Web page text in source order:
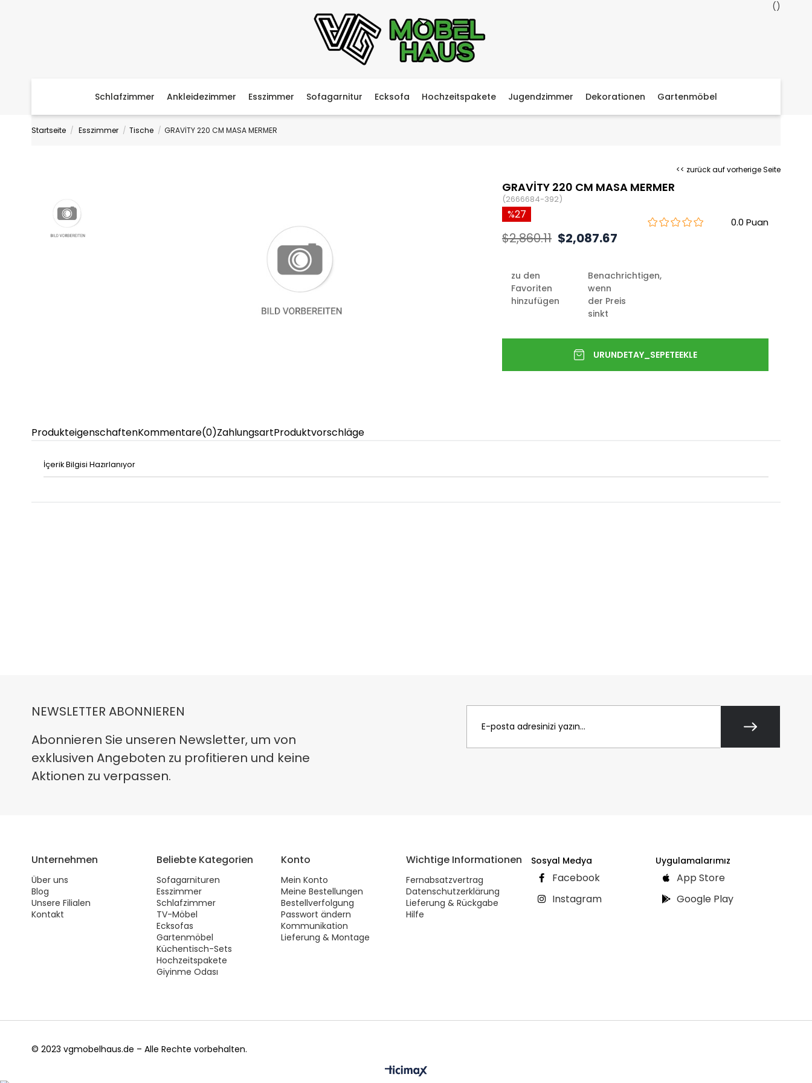
Schlafzimmer Ankleidezimmer Esszimmer Sofagarnitur Ecksofa Hochzeitspakete Jugendzimmer Dekorationen Gartenmöbel
Startseite Esszimmer Tische GRAVİTY 220 CM MASA MERMER
<< zurück auf vorherige Seite
GRAVİTY 220 CM MASA MERMER
(2666684-392)
0.0
27
$2,860.11 $2,087.67
zu den
Favoriten
hinzufügen
Benachrichtigen,
wenn
der Preis
sinkt
ProdukteigenschaftenKommentare(0)ZahlungsartProduktvorschläge
İçerik Bilgisi Hazırlanıyor
NEWSLETTER ABONNIEREN
Abonnieren Sie unseren Newsletter, um von
exklusiven Angeboten zu profitieren und keine
Aktionen zu verpassen.
Unternehmen
Über uns
Blog
Unsere Filialen
Kontakt
Beliebte Kategorien
Sofagarnituren
Esszimmer
Schlafzimmer
TV-Möbel
Ecksofas
Gartenmöbel
Küchentisch-Sets
Hochzeitspakete
Giyinme Odası
Konto
Mein Konto
Meine Bestellungen
Bestellverfolgung
Passwort ändern
Kommunikation
Lieferung & Montage
Wichtige Informationen
Fernabsatzvertrag
Datenschutzerklärung
Lieferung & Rückgabe
Hilfe
Sosyal Medya
Facebook
Instagram
Uygulamalarımız
App Store
Google Play
© 2023 vgmobelhaus.de – Alle Rechte vorbehalten.